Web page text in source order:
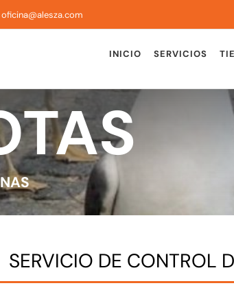
oficina@alesza.com
INICIO SERVICIOS
SERVICIO DE CONTROL